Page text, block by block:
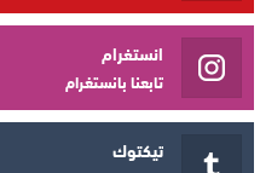
انستغرام
تابعنا بانستغرام
تيكتوك